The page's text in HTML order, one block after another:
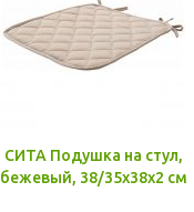
СИТА Подушка на стул,
бежевый, 38/35x38x2 см